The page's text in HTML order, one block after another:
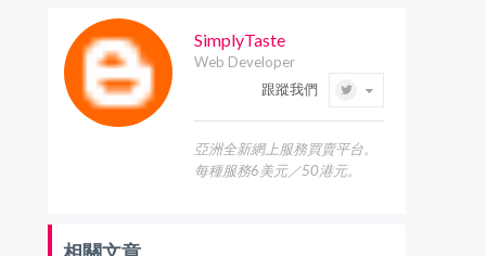
SimplyTaste
Web Developer
跟蹤我們
亞洲全新網上服務買賣平台。
每種服務6美元／50港元。